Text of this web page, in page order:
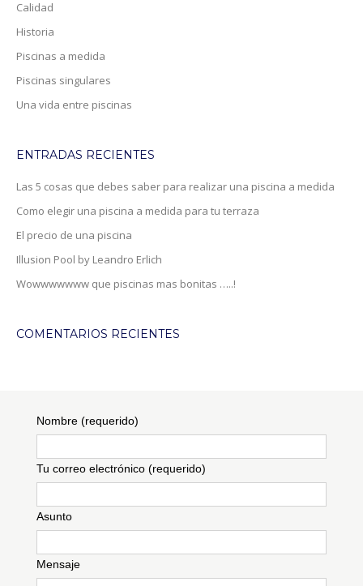
Calidad
Historia
Piscinas a medida
Piscinas singulares
Una vida entre piscinas
ENTRADAS RECIENTES
Las 5 cosas que debes saber para realizar una piscina a medida
Como elegir una piscina a medida para tu terraza
El precio de una piscina
Illusion Pool by Leandro Erlich
Wowwwwwww que piscinas mas bonitas …..!
COMENTARIOS RECIENTES
Nombre (requerido)
Tu correo electrónico (requerido)
Asunto
Mensaje